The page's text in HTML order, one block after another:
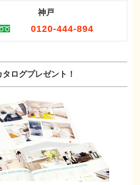
神戸
0120-444-894
ログプレゼント！